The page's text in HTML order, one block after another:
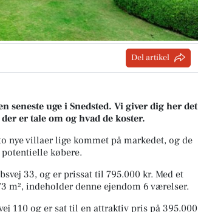
Del artikel
seneste uge i Snedsted. Vi giver dig her det
er tale om og hvad de koster.
nye villaer lige kommet på markedet, og de
købere.
33, og er prissat til 795.000 kr. Med et
m², indeholder denne ejendom 6 værelser.
110 og er sat til en attraktiv pris på 395.000